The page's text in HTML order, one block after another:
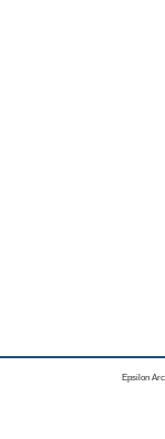
Epsilon